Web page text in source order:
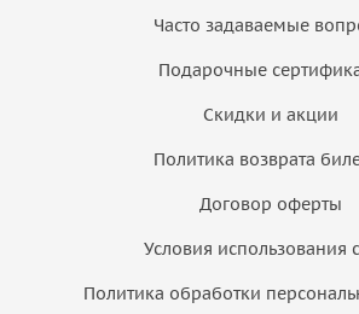
Часто задаваемые
Подарочные
Скидки и акции
Политика возврата
Договор оферты
Условия использования
Политика обработки